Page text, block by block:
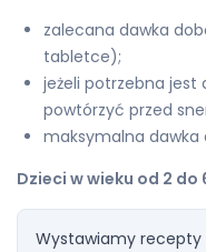
zalecana dawka
tabletce);
jeżeli potrzebna jest
powtórzyć przed
maksymalna
Dzieci w wieku od 2 do
Wystawiamy recepty